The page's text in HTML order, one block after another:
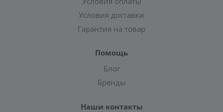
Условия доставки
Гарантия на товар
Помощь
Блог
Бренды
Наши контакты